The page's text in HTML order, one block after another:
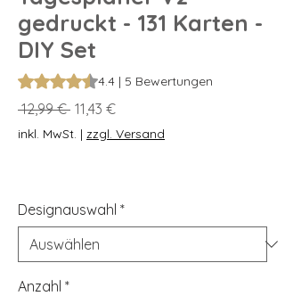
gedruckt - 131 Karten -
DIY Set
Das Rating beträgt 4.4 von fünf Sternen,
4.4 | 5 Bewertungen
12,99 € Standardpreis
11,43 €Sale-
Preis
inkl. MwSt. | zzgl. Versand
Designauswahl *
Anzahl *